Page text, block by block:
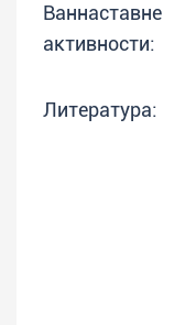
Ваннаставне
активности:
Литература: